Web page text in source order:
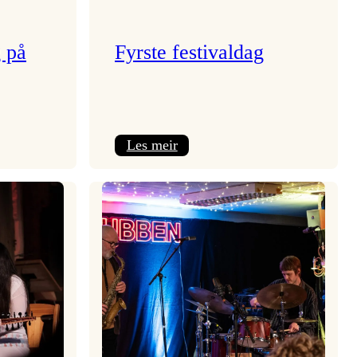
på
Fyrste festivaldag
Les meir:
festivaldag